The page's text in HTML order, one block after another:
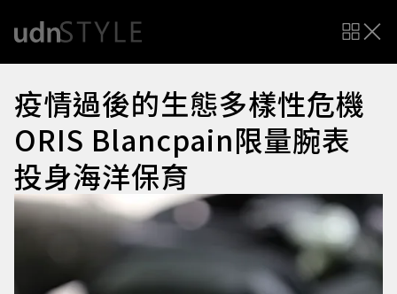
疫情過後的生態多樣性危機
ORIS Blancpain限量腕表
投身海洋保育